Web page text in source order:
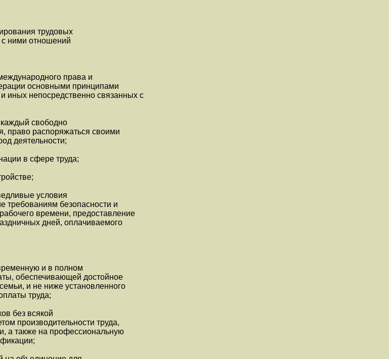
трудовых
ними отношений
права и
основными принципами
иных непосредственно связанных с
каждый свободно
право распоряжаться своими
деятельности;
в сфере труда;
условия
требованиям безопасности и
времени, предоставление
дней, оплачиваемого
и в полном
обеспечивающей достойное
и не ниже установленного
труда;
без всякой
производительности труда,
а также на профессиональную